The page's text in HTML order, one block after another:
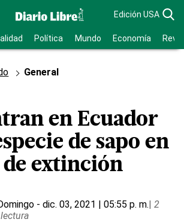
Edición USA
Política Mundo Economía
General
en Ecuador
de sapo en
extinción
- dic. 03, 2021 | 05:55 p. m.| 2